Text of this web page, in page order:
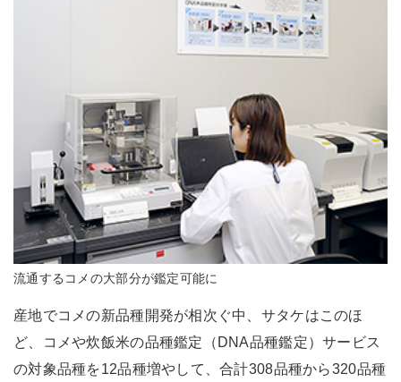
流通するコメの大部分が鑑定可能に
産地でコメの新品種開発が相次ぐ中、サタケはこのほ
ど、コメや炊飯米の品種鑑定（DNA品種鑑定）サービス
の対象品種を12品種増やして、合計308品種から320品種